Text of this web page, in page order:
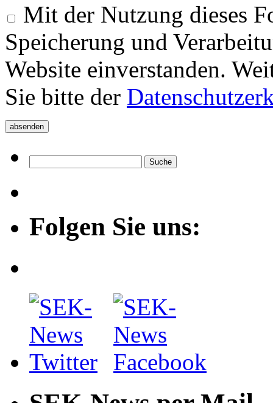
Mit der Nutzung dieses
Speicherung und
Website einverstanden.
Sie bitte der
Folgen Sie uns: